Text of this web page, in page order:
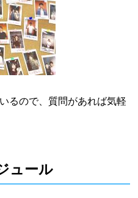
るので、質問があれば気軽
ュール